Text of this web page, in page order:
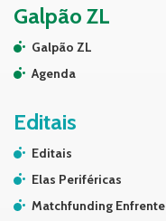
Galpão ZL
Galpão ZL
Agenda
Editais
Editais
Elas Periféricas
Matchfunding Enfrente